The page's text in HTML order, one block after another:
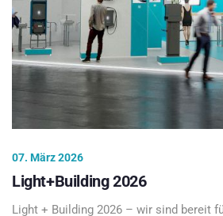
07. März 2026
Light+Building 2026
Light + Building 2026 – wir sind bereit